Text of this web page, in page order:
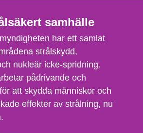
samhälle
har ett samlat
strålskydd,
nukleär icke-spridning.
pådrivande och
att skydda människor och
effekter av strålning, nu